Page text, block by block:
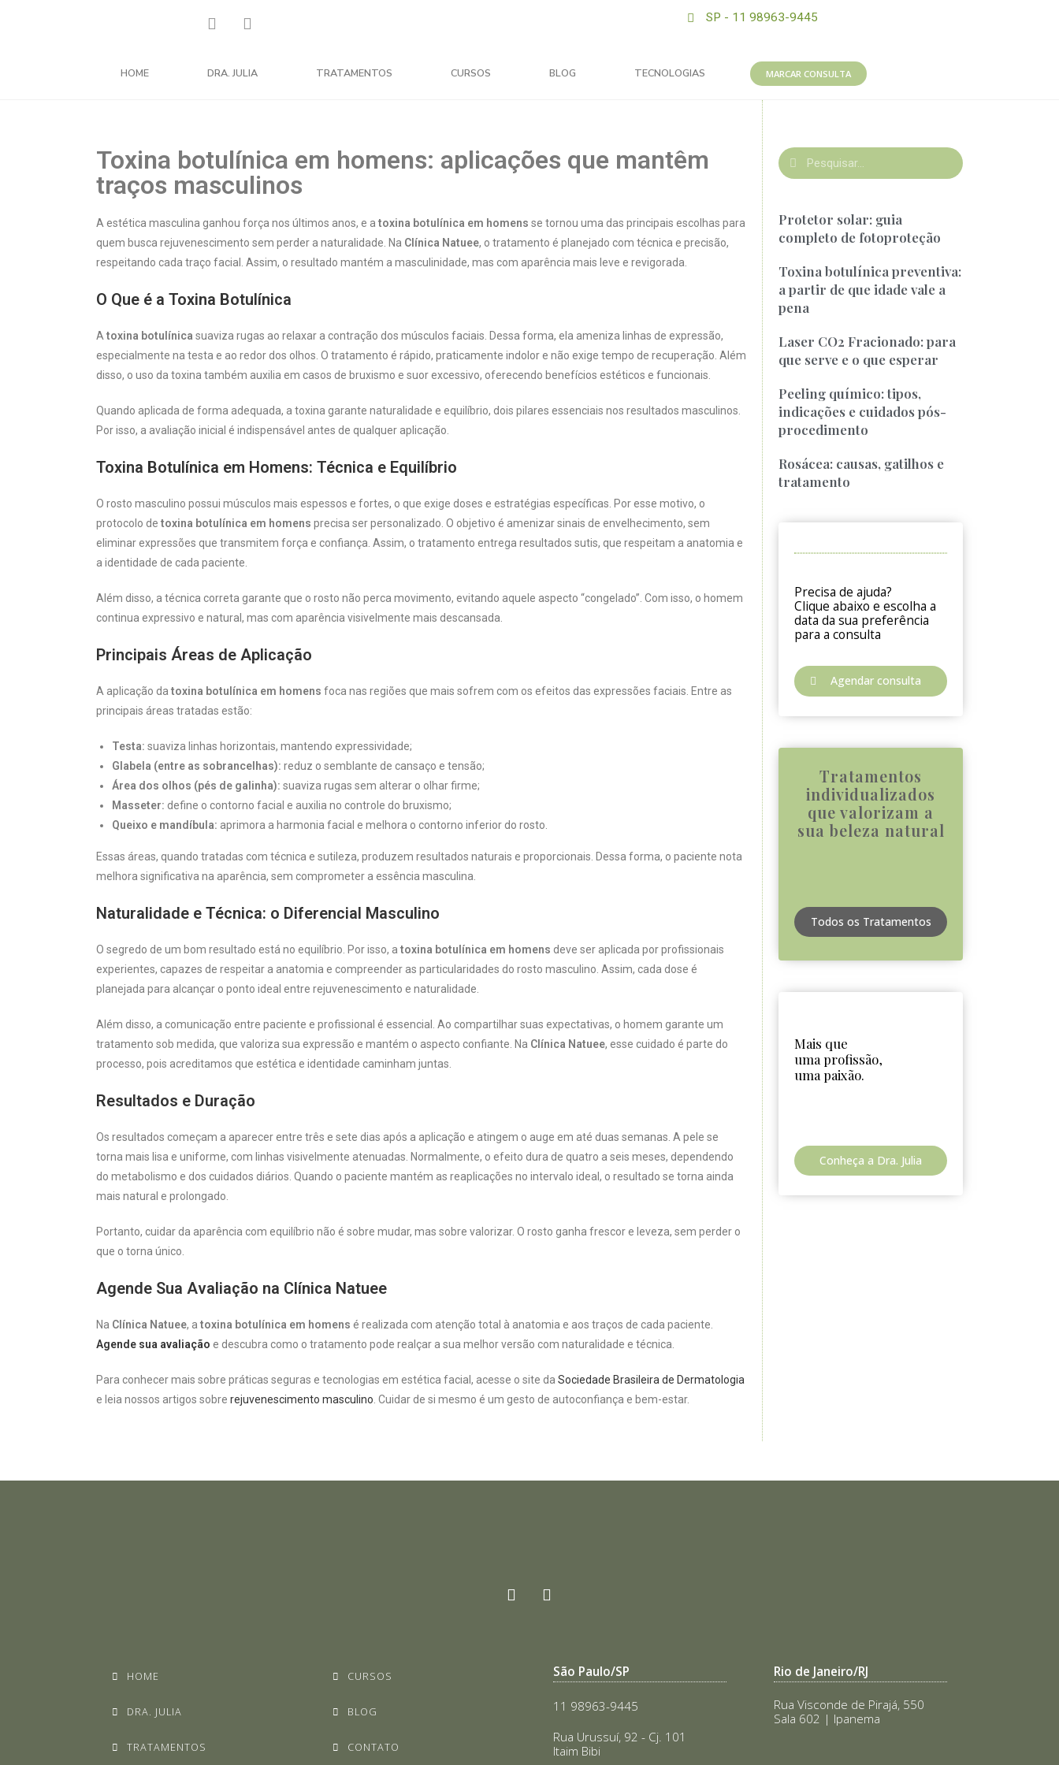
SP - 11 98963-9445
HOME DRA. JULIA TRATAMENTOS CURSOS BLOG TECNOLOGIAS MARCAR CONSULTA
Toxina botulínica em homens: aplicações que mantêm
traços masculinos
A estética masculina ganhou força nos últimos anos, e a toxina botulínica em homens se tornou uma das principais escolhas para
quem busca rejuvenescimento sem perder a naturalidade. Na Clínica Natuee, o tratamento é planejado com técnica e precisão,
respeitando cada traço facial. Assim, o resultado mantém a masculinidade, mas com aparência mais leve e revigorada.
O Que é a Toxina Botulínica
A toxina botulínica suaviza rugas ao relaxar a contração dos músculos faciais. Dessa forma, ela ameniza linhas de expressão,
especialmente na testa e ao redor dos olhos. O tratamento é rápido, praticamente indolor e não exige tempo de recuperação. Além
disso, o uso da toxina também auxilia em casos de bruxismo e suor excessivo, oferecendo benefícios estéticos e funcionais.
Quando aplicada de forma adequada, a toxina garante naturalidade e equilíbrio, dois pilares essenciais nos resultados masculinos.
Por isso, a avaliação inicial é indispensável antes de qualquer aplicação.
Toxina Botulínica em Homens: Técnica e Equilíbrio
O rosto masculino possui músculos mais espessos e fortes, o que exige doses e estratégias específicas. Por esse motivo, o
protocolo de toxina botulínica em homens precisa ser personalizado. O objetivo é amenizar sinais de envelhecimento, sem
eliminar expressões que transmitem força e confiança. Assim, o tratamento entrega resultados sutis, que respeitam a anatomia e
a identidade de cada paciente.
Além disso, a técnica correta garante que o rosto não perca movimento, evitando aquele aspecto “congelado”. Com isso, o homem
continua expressivo e natural, mas com aparência visivelmente mais descansada.
Principais Áreas de Aplicação
A aplicação da toxina botulínica em homens foca nas regiões que mais sofrem com os efeitos das expressões faciais. Entre as
principais áreas tratadas estão:
Testa: suaviza linhas horizontais, mantendo expressividade;
Glabela (entre as sobrancelhas): reduz o semblante de cansaço e tensão;
Área dos olhos (pés de galinha): suaviza rugas sem alterar o olhar firme;
Masseter: define o contorno facial e auxilia no controle do bruxismo;
Queixo e mandíbula: aprimora a harmonia facial e melhora o contorno inferior do rosto.
Essas áreas, quando tratadas com técnica e sutileza, produzem resultados naturais e proporcionais. Dessa forma, o paciente nota
melhora significativa na aparência, sem comprometer a essência masculina.
Naturalidade e Técnica: o Diferencial Masculino
O segredo de um bom resultado está no equilíbrio. Por isso, a toxina botulínica em homens deve ser aplicada por profissionais
experientes, capazes de respeitar a anatomia e compreender as particularidades do rosto masculino. Assim, cada dose é
planejada para alcançar o ponto ideal entre rejuvenescimento e naturalidade.
Além disso, a comunicação entre paciente e profissional é essencial. Ao compartilhar suas expectativas, o homem garante um
tratamento sob medida, que valoriza sua expressão e mantém o aspecto confiante. Na Clínica Natuee, esse cuidado é parte do
processo, pois acreditamos que estética e identidade caminham juntas.
Resultados e Duração
Os resultados começam a aparecer entre três e sete dias após a aplicação e atingem o auge em até duas semanas. A pele se
torna mais lisa e uniforme, com linhas visivelmente atenuadas. Normalmente, o efeito dura de quatro a seis meses, dependendo
do metabolismo e dos cuidados diários. Quando o paciente mantém as reaplicações no intervalo ideal, o resultado se torna ainda
mais natural e prolongado.
Portanto, cuidar da aparência com equilíbrio não é sobre mudar, mas sobre valorizar. O rosto ganha frescor e leveza, sem perder o
que o torna único.
Agende Sua Avaliação na Clínica Natuee
Na Clínica Natuee, a toxina botulínica em homens é realizada com atenção total à anatomia e aos traços de cada paciente.
Agende sua avaliação e descubra como o tratamento pode realçar a sua melhor versão com naturalidade e técnica.
Para conhecer mais sobre práticas seguras e tecnologias em estética facial, acesse o site da Sociedade Brasileira de Dermatologia
e leia nossos artigos sobre rejuvenescimento masculino . Cuidar de si mesmo é um gesto de autoconfiança e bem-estar.
Protetor solar: guia
completo de fotoproteção
Toxina botulínica preventiva:
a partir de que idade vale a
pena
Laser CO2 Fracionado: para
que serve e o que esperar
Peeling químico: tipos,
indicações e cuidados pós-
procedimento
Rosácea: causas, gatilhos e
tratamento
Precisa de ajuda?
Clique abaixo e escolha a
data da sua preferência
para a consulta
Agendar consulta
Tratamentos
individualizados
que valorizam a
sua beleza natural
Todos os Tratamentos
Mais que
uma profissão,
uma paixão.
Conheça a Dra. Julia
HOME
DRA. JULIA
TRATAMENTOS
CURSOS
BLOG
CONTATO
São Paulo/SP
11 98963-9445
Rua Urussuí, 92 - Cj. 101
Itaim Bibi
Rio de Janeiro/RJ
Rua Visconde de Pirajá, 550
Sala 602 | Ipanema